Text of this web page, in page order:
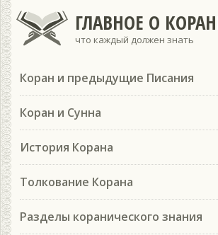
ГЛАВНОЕ О
что каждый должен знать
Коран и предыдущие Писания
Коран и Сунна
История Корана
Толкование Корана
Разделы коранического знания